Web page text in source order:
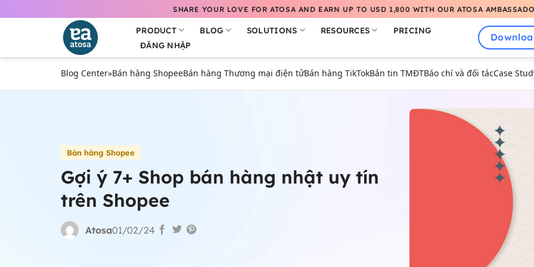
SHARE YOUR LOVE FOR ATOSA AND EARN UP TO USD 1,800 WITH OUR ATOSA
PRODUCT BLOG SOLUTIONS RESOURCES
PRICING
ĐĂNG NHẬP
Blog Center»Bán hàng ShopeeBán hàng Thương mại điện tửBán hàng TikTokBản tin TMĐTBáo chí và đối tácCase
Bán hàng Shopee
Gợi ý 7+ Shop bán hàng nhật uy tín
trên Shopee
Atosa01/02/24